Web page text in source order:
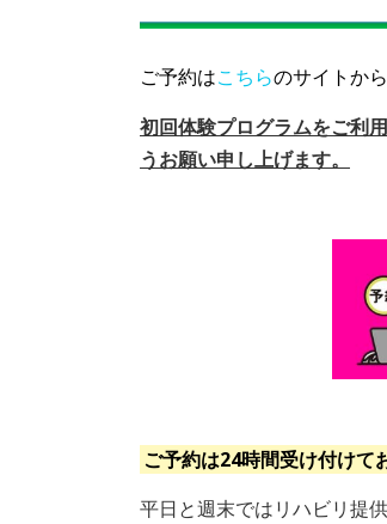
ご予約はこちらのサイトか
初回体験プログラムをご利
うお願い申し上げます。
ご予約は24時間受け付けて
平日と週末ではリハビリ提